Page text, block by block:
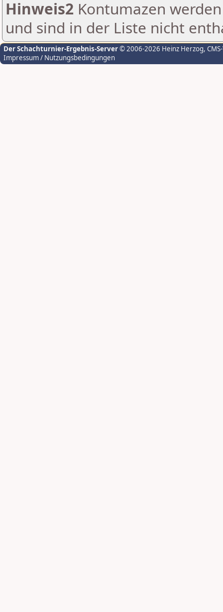
Hinweis2 Kontumazen
und sind in der Liste nicht
Der Schachturnier-Ergebnis-Server© 2006-2026 Heinz Herzog,
Impressum / Nutzungsbedingungen